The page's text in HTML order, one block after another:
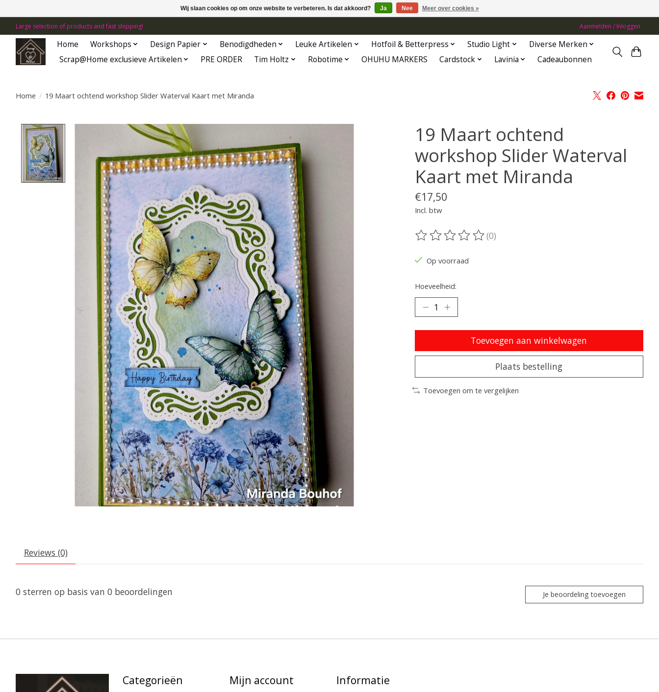
Large selection of products and fast shipping! Aanmelden / Inloggen
Home Workshops Design Papier Benodigdheden Leuke Artikelen Hotfoil & Betterpress Studio Light
Diverse Merken
Scrap@Home exclusieve Artikelen
PRE ORDER Tim Holtz Robotime OHUHU MARKERS Cardstock Lavinia Cadeaubonnen
Home / 19 Maart ochtend workshop Slider Waterval Kaart met Miranda
Product image slideshow Items
19 Maart ochtend
workshop Slider Waterval
Kaart met Miranda
€17,50
Incl. btw
De beoordeling van dit product is
(0)
Op voorraad
Hoeveelheid:
Toevoegen aan winkelwagen
Plaats bestelling
Toevoegen om te vergelijken
Reviews (0)
0 sterren op basis van 0 beoordelingen Je beoordeling toevoegen
Categorieën Mijn account Informatie
Wij slaan cookies op om onze website te verbeteren. Is dat akkoord? Ja Nee Meer over cookies »